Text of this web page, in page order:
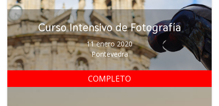
Curso Intensivo de Fotografía
11 enero 2020
Pontevedra
COMPLETO